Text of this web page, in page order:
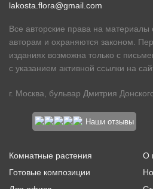
lakosta.flora@gmail.com
Все авторские права на материалы
авторам и охраняются законом.
изданиях возможна только с
с указанием активной ссылки на
г. Москва, бульвар Дмитрия
Наши отзывы
Комнатные растения
Готовые композиции
О